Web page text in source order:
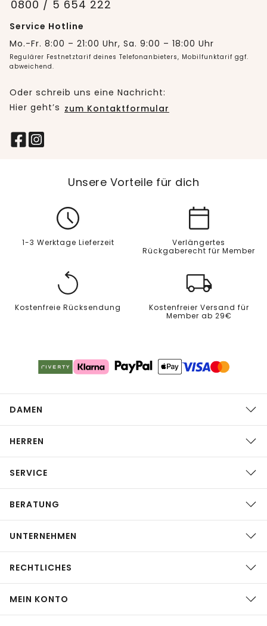
0800 / 5 654 222
Service Hotline
Mo.-Fr. 8:00 – 21:00 Uhr, Sa. 9:00 – 18:00 Uhr
Regulärer Festnetztarif deines Telefonanbieters, Mobilfunktarif ggf.
abweichend.
Oder schreib uns eine Nachricht:
Hier geht’s zum Kontaktformular
Unsere Vorteile für dich
1-3 Werktage Lieferzeit
Verlängertes
Rückgaberecht für Member
Kostenfreie Rücksendung
Kostenfreier Versand für
Member ab 29€
DAMEN
HERREN
SERVICE
BERATUNG
UNTERNEHMEN
RECHTLICHES
MEIN KONTO